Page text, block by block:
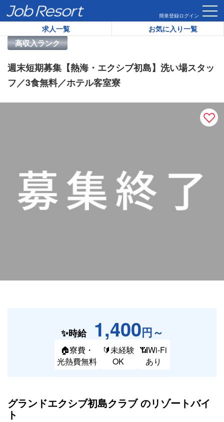
簡単登録ログイン
求人一覧 お気に入り一覧
HOME 求人一覧 週末短期募集【熱海・エクシブ初島】洗い
高収入ランク
リゾートバイト求人番号：
週末短期募集【熱海・エクシブ初島】洗い場スタッ
フ／3食無料／ホテル客室寮
✨時給 1,400円～
🏠寮費・
光熱費無料
🔰未経験
OK
📶Wi-Fi
あり
グランドエクシブ初島クラブ のリゾートバイ
ト